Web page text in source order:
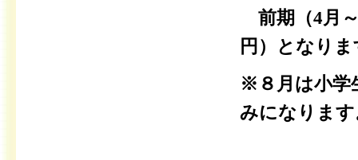
前期（4月
円）となり
※８月は小学
みになります